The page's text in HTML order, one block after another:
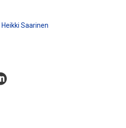
Heikki Saarinen